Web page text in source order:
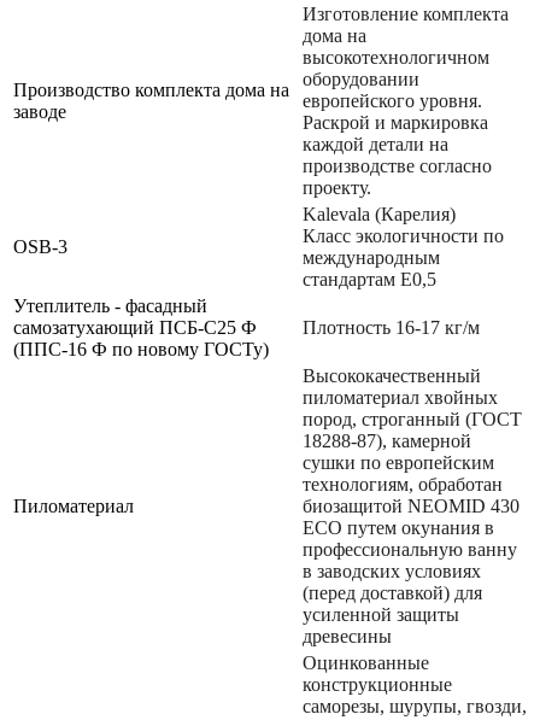
Производство комплекта дома на
заводе
Изготовление комплекта
дома на
высокотехнологичном
оборудовании
европейского уровня.
Раскрой и маркировка
каждой детали на
производстве согласно
проекту.
OSB-3
Kalevala (Карелия)
Класс экологичности по
международным
стандартам Е0,5
Утеплитель - фасадный
самозатухающий ПСБ-С25 Ф
(ППС-16 Ф по новому ГОСТу)
Плотность 16-17 кг/м
Пиломатериал
Высококачественный
пиломатериал хвойных
пород, строганный (ГОСТ
18288-87), камерной
сушки по европейским
технологиям, обработан
биозащитой NEOMID 430
ЕСО путем окунания в
профессиональную ванну
в заводских условиях
(перед доставкой) для
усиленной защиты
древесины
Оцинкованные
конструкционные
саморезы, шурупы, гвозди,